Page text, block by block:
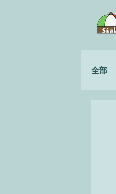
全部